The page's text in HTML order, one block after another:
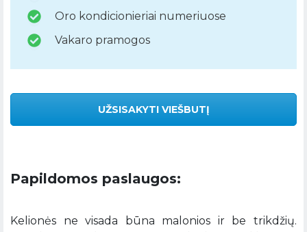
Oro kondicionieriai numeriuose
Vakaro pramogos
UŽSISAKYTI VIEŠBUTĮ
Papildomos paslaugos:
Kelionės ne visada būna malonios ir be trikdžių.